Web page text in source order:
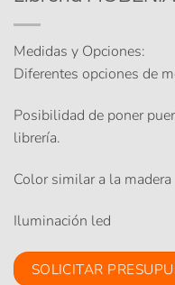
Medidas y Opciones:
Diferentes opciones de
Posibilidad de poner
librería.
Color similar a la madera
Iluminación led
SOLICITAR